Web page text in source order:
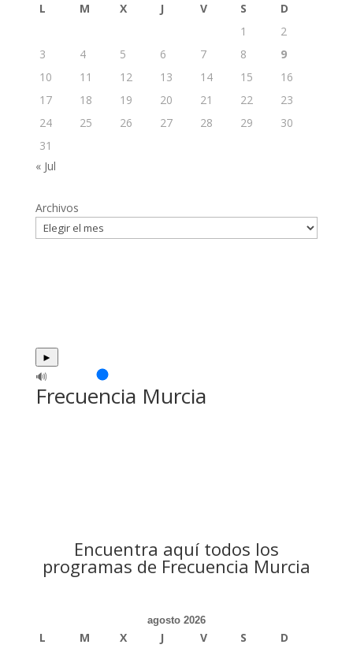
L M X J V S
D
1
2
3
4 5 6 7 8
9
10
11 12 13 14 15
16
17
18 19 20 21 22
23
24
25 26 27 28 29
30
31
« Jul
Archivos
►
🔊
Frecuencia Murcia
Encuentra aquí todos los
programas de Frecuencia Murcia
agosto 2026
L M X J V S
D